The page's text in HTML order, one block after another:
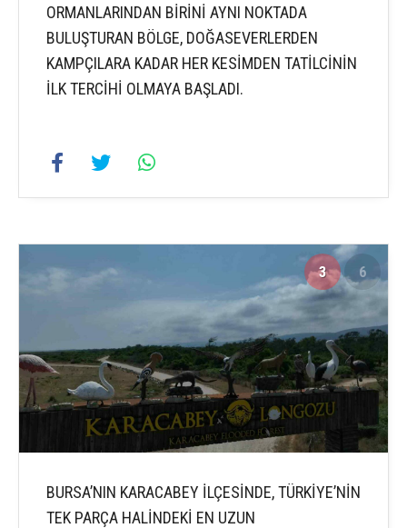
ORMANLARINDAN BİRİNİ AYNI NOKTADA
BULUŞTURAN BÖLGE, DOĞASEVERLERDEN
KAMPÇILARA KADAR HER KESİMDEN TATİLCİNİN
İLK TERCİHİ OLMAYA BAŞLADI.
3 6
BURSA’NIN KARACABEY İLÇESİNDE, TÜRKİYE’NİN
TEK PARÇA HALİNDEKİ EN UZUN